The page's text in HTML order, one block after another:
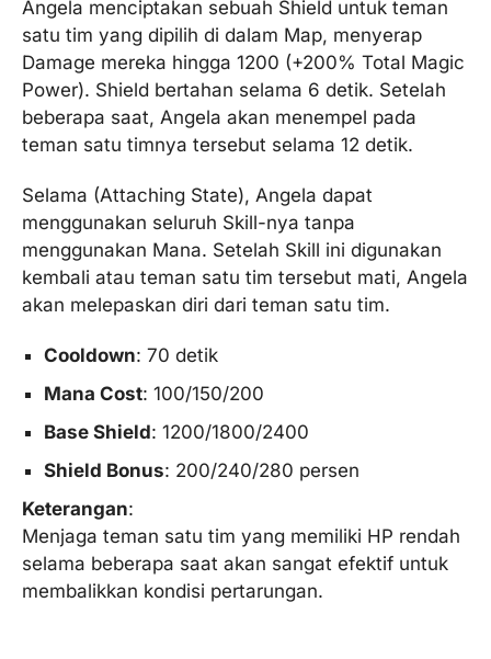
Angela menciptakan sebuah Shield untuk teman
satu tim yang dipilih di dalam Map, menyerap
Damage mereka hingga 1200 (+200% Total Magic
Power). Shield bertahan selama 6 detik. Setelah
beberapa saat, Angela akan menempel pada
teman satu timnya tersebut selama 12 detik.
Selama (Attaching State), Angela dapat
menggunakan seluruh Skill-nya tanpa
menggunakan Mana. Setelah Skill ini digunakan
kembali atau teman satu tim tersebut mati, Angela
akan melepaskan diri dari teman satu tim.
Cooldown: 70 detik
Mana Cost: 100/150/200
Base Shield: 1200/1800/2400
Shield Bonus: 200/240/280 persen
Keterangan:
Menjaga teman satu tim yang memiliki HP rendah
selama beberapa saat akan sangat efektif untuk
membalikkan kondisi pertarungan.